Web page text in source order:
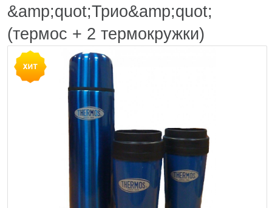
&amp;quot;Трио&amp;quot;
(термос + 2 термокружки)